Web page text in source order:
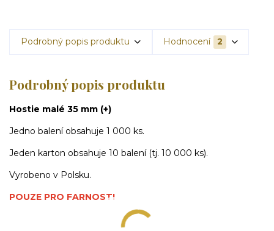
Podrobný popis produktu Hodnocení 2
Podrobný popis produktu
Hostie malé 35 mm (+)
Jedno balení obsahuje 1 000 ks.
Jeden karton obsahuje 10 balení (tj. 10 000 ks).
Vyrobeno v Polsku.
POUZE PRO FARNOSTI